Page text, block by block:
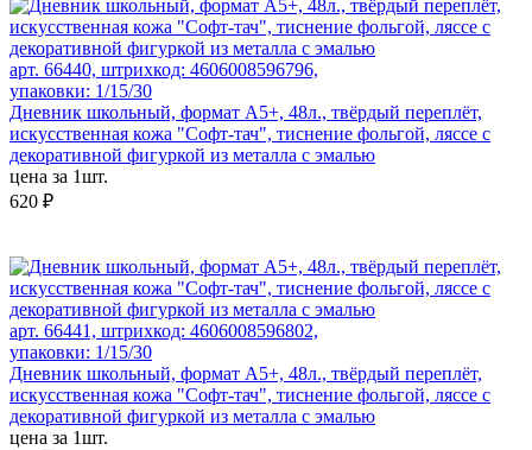
арт. 66440, штрихкод: 4606008596796,
упаковки: 1/15/30
Дневник школьный, формат А5+, 48л., твёрдый переплёт,
искусственная кожа "Софт-тач", тиснение фольгой, ляссе с
декоративной фигуркой из металла с эмалью
цена за 1шт.
620 ₽
арт. 66441, штрихкод: 4606008596802,
упаковки: 1/15/30
Дневник школьный, формат А5+, 48л., твёрдый переплёт,
искусственная кожа "Софт-тач", тиснение фольгой, ляссе с
декоративной фигуркой из металла с эмалью
цена за 1шт.